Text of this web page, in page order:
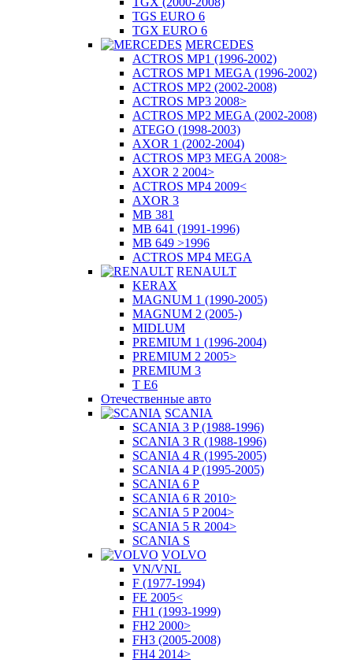
TGS EURO 6
TGX EURO 6
MERCEDES
ACTROS MP1 (1996-2002)
ACTROS MP1 MEGA (1996-2002)
ACTROS MP2 (2002-2008)
ACTROS MP3 2008>
ACTROS MP2 MEGA (2002-2008)
ATEGO (1998-2003)
AXOR 1 (2002-2004)
ACTROS MP3 MEGA 2008>
AXOR 2 2004>
ACTROS MP4 2009<
AXOR 3
MB 381
MB 641 (1991-1996)
MB 649 >1996
ACTROS MP4 MEGA
RENAULT
KERAX
MAGNUM 1 (1990-2005)
MAGNUM 2 (2005-)
MIDLUM
PREMIUM 1 (1996-2004)
PREMIUM 2 2005>
PREMIUM 3
T E6
Отечественные авто
SCANIA
SCANIA 3 P (1988-1996)
SCANIA 3 R (1988-1996)
SCANIA 4 R (1995-2005)
SCANIA 4 P (1995-2005)
SCANIA 6 P
SCANIA 6 R 2010>
SCANIA 5 P 2004>
SCANIA 5 R 2004>
SCANIA S
VOLVO
VN/VNL
F (1977-1994)
FE 2005<
FH1 (1993-1999)
FH2 2000>
FH3 (2005-2008)
FH4 2014>